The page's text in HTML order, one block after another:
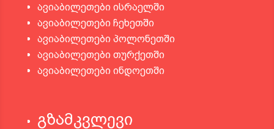
ავიაბილეთები ისრაელში
ავიაბილეთები ჩეხეთში
ავიაბილეთები პოლონეთში
ავიაბილეთები თურქეთში
ავიაბილეთები ინდოეთში
გზამკვლევი